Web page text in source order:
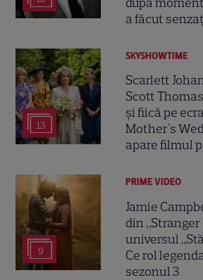
a făcut
13
SKYSHOWTIME
Scarlett
Scott
și fiică pe
Mother's
apare filmul
9
PRIME VIDEO
Jamie
din
universul
Ce rol
sezonul 3